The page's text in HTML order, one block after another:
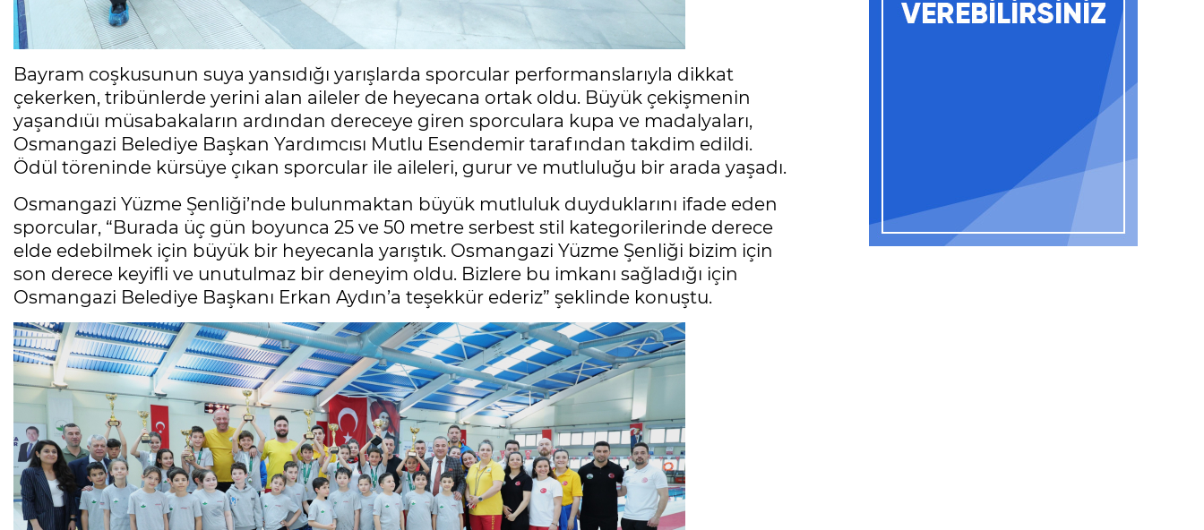
Bayram coşkusunun suya yansıdığı yarışlarda sporcular performanslarıyla dikkat
çekerken, tribünlerde yerini alan aileler de heyecana ortak oldu. Büyük çekişmenin
yaşandıüı müsabakaların ardından dereceye giren sporculara kupa ve madalyaları,
Osmangazi Belediye Başkan Yardımcısı Mutlu Esendemir tarafından takdim edildi.
Ödül töreninde kürsüye çıkan sporcular ile aileleri, gurur ve mutluluğu bir arada yaşadı.
Osmangazi Yüzme Şenliği’nde bulunmaktan büyük mutluluk duyduklarını ifade eden
sporcular, “Burada üç gün boyunca 25 ve 50 metre serbest stil kategorilerinde derece
elde edebilmek için büyük bir heyecanla yarıştık. Osmangazi Yüzme Şenliği bizim için
son derece keyifli ve unutulmaz bir deneyim oldu. Bizlere bu imkanı sağladığı için
Osmangazi Belediye Başkanı Erkan Aydın’a teşekkür ederiz” şeklinde konuştu.